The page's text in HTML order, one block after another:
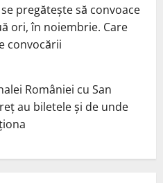
pregăteşte să convoace
ori, în noiembrie. Care
convocării
României cu San
au biletele și de unde